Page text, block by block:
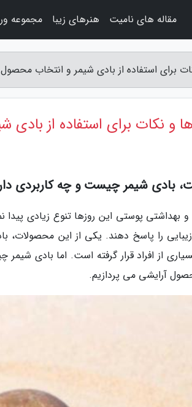
برای استفاده از بادی شیمر و انتخاب
و نکات برای استفاده از
بادی شیمر چیست و چه کاربردی
بهداشتی پوستی این روزها تنوع زیادی پیدا
را پاسخ دهند. یکی از این
از افراد قرار گرفته است. اما بادی
آرایشی می پردازیم.
مقاله های نامیت هنرهای زیبا مجموعه